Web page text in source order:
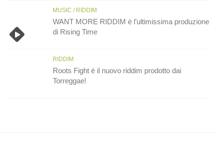
MUSIC / RIDDIM
WANT MORE RIDDIM è l’ultimissima produzione
di Rising Time
RIDDIM
Roots Fight è il nuovo riddim prodotto dai
Torreggae!